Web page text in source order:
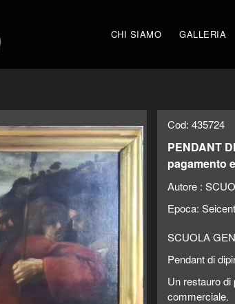
CHI SIAMO GALLERIA
Cod: 435724
PENDANT
pagamento
Autore :
Epoca:
SCUOLA
Pendant di
Un restauro di
commerciale.